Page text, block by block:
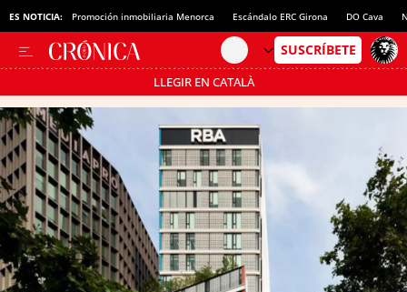
ES NOTICIA: Promoción inmobiliaria Menorca Escándalo ERC Girona DO Cava
LLEGIR EN CATALÀ
Pásate al MODO AHORRO